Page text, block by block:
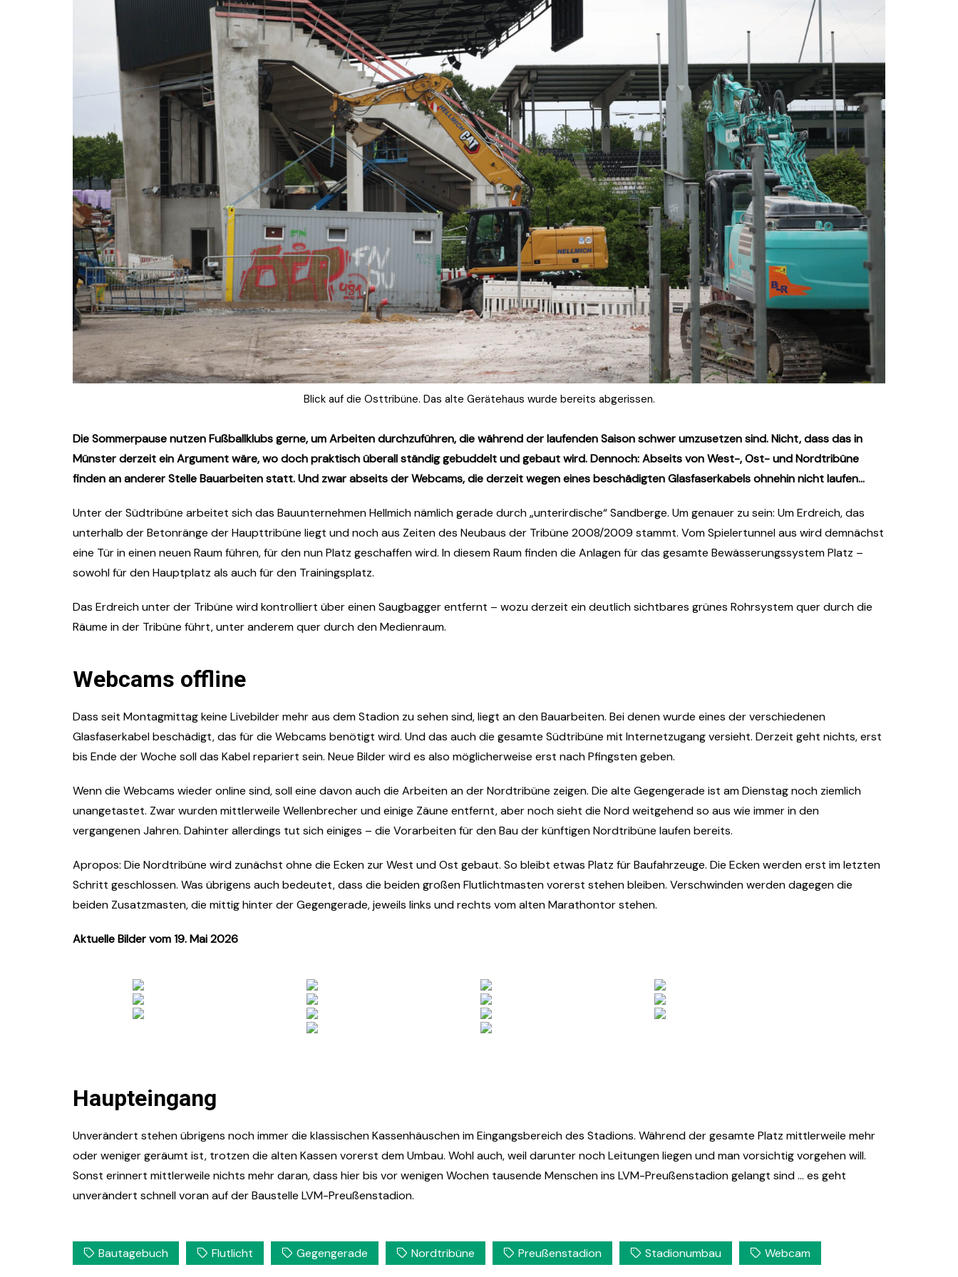
Blick auf die Osttribüne. Das alte Gerätehaus wurde bereits abgerissen.
Die Sommerpause nutzen Fußballklubs gerne, um Arbeiten durchzuführen, die während der laufenden Saison schwer umzusetzen sind. Nicht, dass das in
Münster derzeit ein Argument wäre, wo doch praktisch überall ständig gebuddelt und gebaut wird. Dennoch: Abseits von West-, Ost- und Nordtribüne
finden an anderer Stelle Bauarbeiten statt. Und zwar abseits der Webcams, die derzeit wegen eines beschädigten Glasfaserkabels ohnehin nicht laufen…
Unter der Südtribüne arbeitet sich das Bauunternehmen Hellmich nämlich gerade durch „unterirdische“ Sandberge. Um genauer zu sein: Um Erdreich, das
unterhalb der Betonränge der Haupttribüne liegt und noch aus Zeiten des Neubaus der Tribüne 2008/2009 stammt. Vom Spielertunnel aus wird demnächst
eine Tür in einen neuen Raum führen, für den nun Platz geschaffen wird. In diesem Raum finden die Anlagen für das gesamte Bewässerungssystem Platz –
sowohl für den Hauptplatz als auch für den Trainingsplatz.
Das Erdreich unter der Tribüne wird kontrolliert über einen Saugbagger entfernt – wozu derzeit ein deutlich sichtbares grünes Rohrsystem quer durch die
Räume in der Tribüne führt, unter anderem quer durch den Medienraum.
Webcams offline
Dass seit Montagmittag keine Livebilder mehr aus dem Stadion zu sehen sind, liegt an den Bauarbeiten. Bei denen wurde eines der verschiedenen
Glasfaserkabel beschädigt, das für die Webcams benötigt wird. Und das auch die gesamte Südtribüne mit Internetzugang versieht. Derzeit geht nichts, erst
bis Ende der Woche soll das Kabel repariert sein. Neue Bilder wird es also möglicherweise erst nach Pfingsten geben.
Wenn die Webcams wieder online sind, soll eine davon auch die Arbeiten an der Nordtribüne zeigen. Die alte Gegengerade ist am Dienstag noch ziemlich
unangetastet. Zwar wurden mittlerweile Wellenbrecher und einige Zäune entfernt, aber noch sieht die Nord weitgehend so aus wie immer in den
vergangenen Jahren. Dahinter allerdings tut sich einiges – die Vorarbeiten für den Bau der künftigen Nordtribüne laufen bereits.
Apropos: Die Nordtribüne wird zunächst ohne die Ecken zur West und Ost gebaut. So bleibt etwas Platz für Baufahrzeuge. Die Ecken werden erst im letzten
Schritt geschlossen. Was übrigens auch bedeutet, dass die beiden großen Flutlichtmasten vorerst stehen bleiben. Verschwinden werden dagegen die
beiden Zusatzmasten, die mittig hinter der Gegengerade, jeweils links und rechts vom alten Marathontor stehen.
Aktuelle Bilder vom 19. Mai 2026
Haupteingang
Unverändert stehen übrigens noch immer die klassischen Kassenhäuschen im Eingangsbereich des Stadions. Während der gesamte Platz mittlerweile mehr
oder weniger geräumt ist, trotzen die alten Kassen vorerst dem Umbau. Wohl auch, weil darunter noch Leitungen liegen und man vorsichtig vorgehen will.
Sonst erinnert mittlerweile nichts mehr daran, dass hier bis vor wenigen Wochen tausende Menschen ins LVM-Preußenstadion gelangt sind … es geht
unverändert schnell voran auf der Baustelle LVM-Preußenstadion.
Bautagebuch Flutlicht Gegengerade Nordtribüne Preußenstadion Stadionumbau Webcam